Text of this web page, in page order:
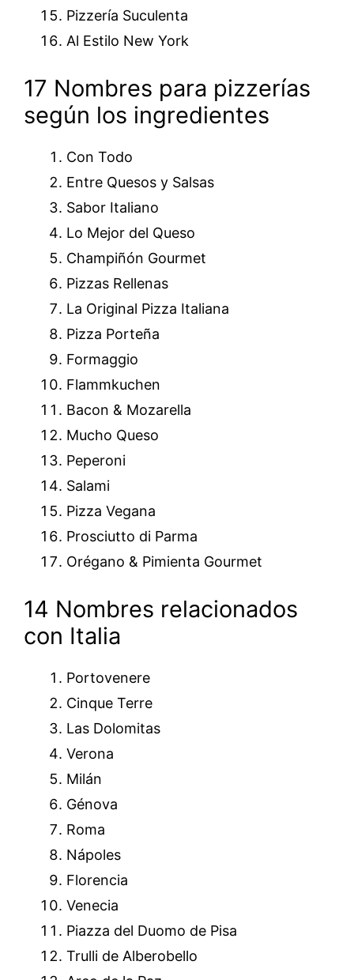
Pizzería Suculenta
Al Estilo New York
17 Nombres para pizzerías
según los ingredientes
Con Todo
Entre Quesos y Salsas
Sabor Italiano
Lo Mejor del Queso
Champiñón Gourmet
Pizzas Rellenas
La Original Pizza Italiana
Pizza Porteña
Formaggio
Flammkuchen
Bacon & Mozarella
Mucho Queso
Peperoni
Salami
Pizza Vegana
Prosciutto di Parma
Orégano & Pimienta Gourmet
14 Nombres relacionados
con Italia
Portovenere
Cinque Terre
Las Dolomitas
Verona
Milán
Génova
Roma
Nápoles
Florencia
Venecia
Piazza del Duomo de Pisa
Trulli de Alberobello